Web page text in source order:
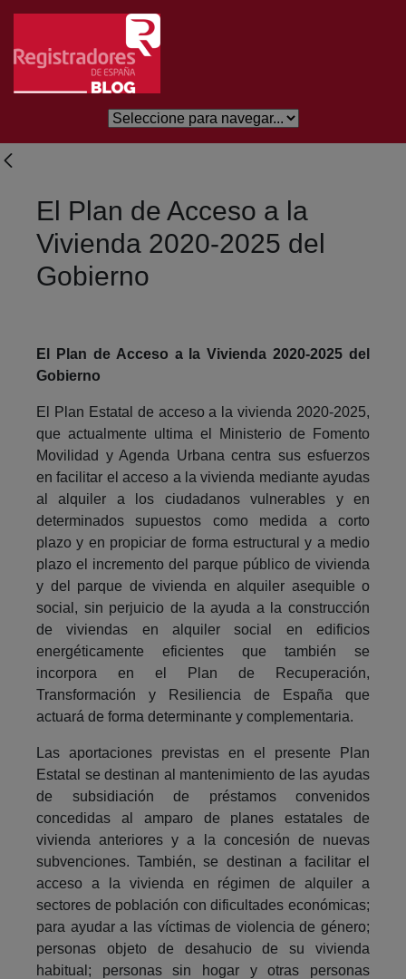
Salta al contingut principal
El Plan de Acceso a la
Vivienda 2020-2025 del
Gobierno
El Plan de Acceso a la Vivienda 2020-2025 del
Gobierno
El Plan Estatal de acceso a la vivienda 2020-2025,
que actualmente ultima el Ministerio de Fomento
Movilidad y Agenda Urbana centra sus esfuerzos
en facilitar el acceso a la vivienda mediante ayudas
al alquiler a los ciudadanos vulnerables y en
determinados supuestos como medida a corto
plazo y en propiciar de forma estructural y a medio
plazo el incremento del parque público de vivienda
y del parque de vivienda en alquiler asequible o
social, sin perjuicio de la ayuda a la construcción
de viviendas en alquiler social en edificios
energéticamente eficientes que también se
incorpora en el Plan de Recuperación,
Transformación y Resiliencia de España que
actuará de forma determinante y complementaria.
Las aportaciones previstas en el presente Plan
Estatal se destinan al mantenimiento de las ayudas
de subsidiación de préstamos convenidos
concedidas al amparo de planes estatales de
vivienda anteriores y a la concesión de nuevas
subvenciones. También, se destinan a facilitar el
acceso a la vivienda en régimen de alquiler a
sectores de población con dificultades económicas;
para ayudar a las víctimas de violencia de género;
personas objeto de desahucio de su vivienda
habitual; personas sin hogar y otras personas